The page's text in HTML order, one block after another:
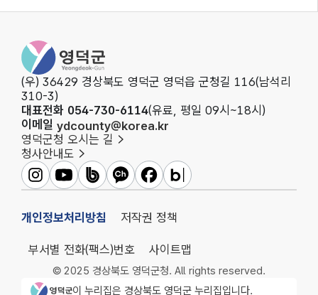
영덕군청
(우) 36429 경상북도 영덕군 영덕읍 군청길 116(남석리
310-3)
대표전화 054-730-6114(유료, 평일 09시~18시)
이메일 ydcounty@korea.kr
영덕군청 오시는 길
청사안내도
영덕군인스타그램
영덕군유튜브영덕군밴드영덕군카카오채널
영덕군페이스북
영덕군블로그
개인정보처리방침 저작권 정책
부서별 전화(팩스)번호 사이트맵
© 2025 경상북도 영덕군청. All rights reserved.
영덕군청 로고이 누리집은 경상북도 영덕군 누리집입니다.